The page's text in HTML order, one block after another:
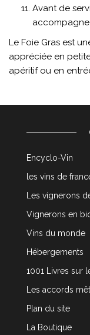
Avant de
Le Foie Gras est
appréciée en
apéritif ou en
Encyclo-Vin
les vins de
Les vignerons
Vignerons en
Vins du monde
Hébergements
1001 Livres sur
Les accords
Plan du site
La Boutique